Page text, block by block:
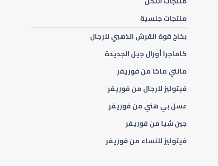
منتجات جنسية
بخاخ قوة القرش الذهبي للرجال
كاماجرا أورال جيل الجديدة
مالتي ماكا من فوريفر
فيتوليز للرجال من فوريفر
عسل بي هني من فوريفر
جين شيا من فوريفر
فيتوليز للنساء من فوريفر
فوريفر ستور